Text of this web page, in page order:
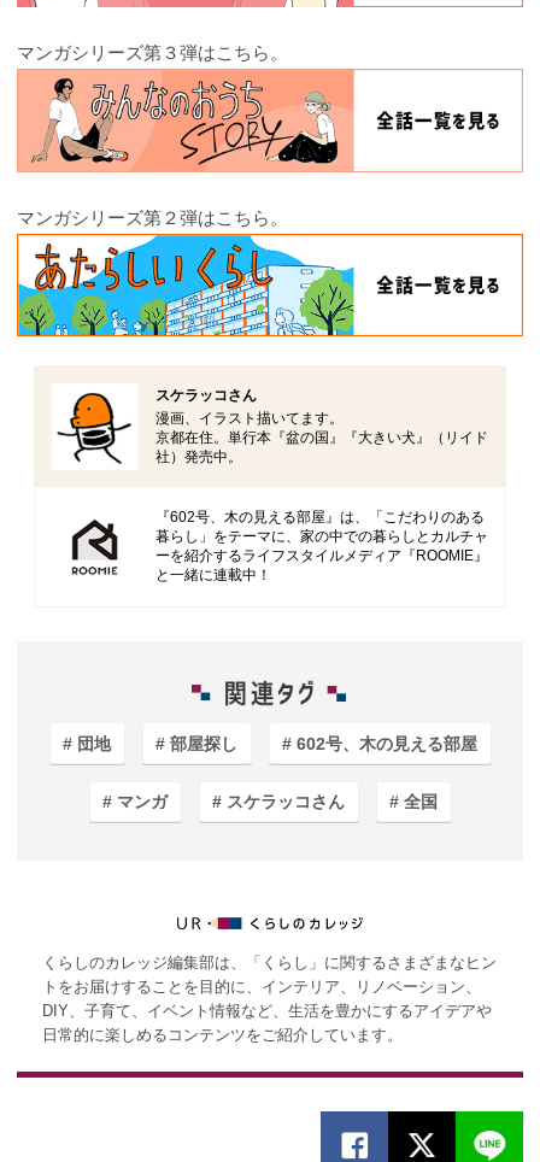
マンガシリーズ第３弾はこちら。
マンガシリーズ第２弾はこちら。
スケラッコさん
漫画、イラスト描いてます。
京都在住。単行本『盆の国』『大きい犬』（リイド
社）発売中。
『602号、木の見える部屋』は、「こだわりのある
暮らし」をテーマに、家の中での暮らしとカルチャ
ーを紹介するライフスタイルメディア『ROOMIE』
と一緒に連載中！
団地 部屋探し 602号、木の見える部屋
マンガ スケラッコさん 全国
くらしのカレッジ編集部は、「くらし」に関するさまざまなヒン
トをお届けすることを目的に、インテリア、リノベーション、
DIY、子育て、イベント情報など、生活を豊かにするアイデアや
日常的に楽しめるコンテンツをご紹介しています。